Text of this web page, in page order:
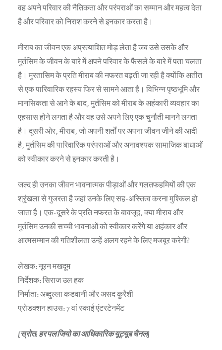
वह अपने परिवार की नैतिकता और परंपराओं का सम्मान और महत्व देता
है और परिवार को निराश करने से इनकार करता है।
मीराब का जीवन एक अप्रत्याशित मोड़ लेता है जब उसे उसके और
मुर्तसिम के जीवन के बारे में अपने परिवार के फैसले के बारे में पता चलता
है। मुरतासिम के प्रति मीराब की नफरत बढ़ती जा रही है क्योंकि अतीत
से एक पारिवारिक रहस्य फिर से सामने आता है। विभिन्न पृष्ठभूमि और
मानसिकता से आने के बाद, मुर्तसिम को मीराब के अहंकारी व्यवहार का
एहसास होने लगता है और वह उसे अपने लिए एक चुनौती मानने लगता
है। दूसरी ओर, मीराब, जो अपनी शर्तों पर अपना जीवन जीने की आदी
है, मुर्तसिम की पारिवारिक परंपराओं और अनावश्यक सामाजिक बाधाओं
को स्वीकार करने से इनकार करती है।
जल्द ही उनका जीवन भावनात्मक पीड़ाओं और गलतफहमियों की एक
श्रृंखला से गुजरता है जहां उनके लिए सह-अस्तित्व करना मुश्किल हो
जाता है। एक-दूसरे के प्रति नफरत के बावजूद, क्या मीराब और
मुर्तसिम उनकी सच्ची भावनाओं को स्वीकार करेंगे या अहंकार और
आत्मसम्मान की गतिशीलता उन्हें अलग रहने के लिए मजबूर करेगी?
लेखक: नूरन मखदूम
निर्देशक: सिराज उल हक
निर्माता: अब्दुल्ला कडवानी और असद कुरैशी
प्रोडक्शन हाउस: 7 वां स्काई एंटरटेनमेंट
[स्रोत: हर पल जियो का आधिकारिक यूट्यूब चैनल]